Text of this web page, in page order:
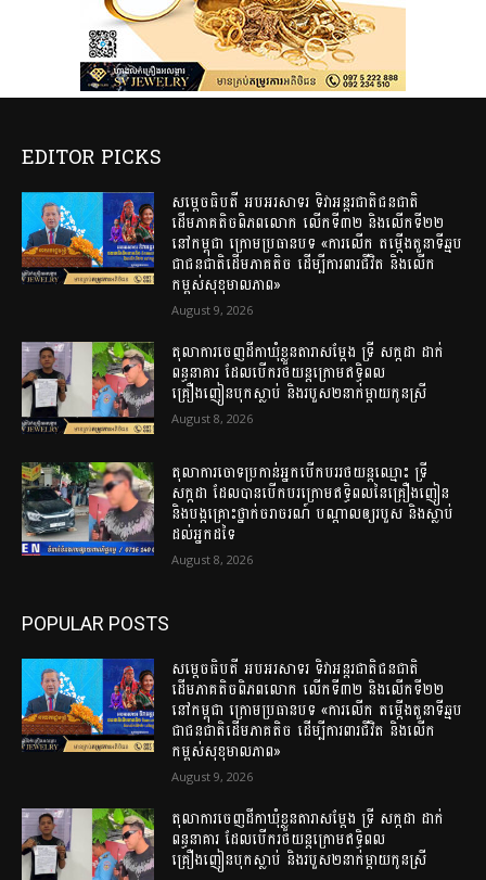
EDITOR PICKS
សម្តេចធិបតី អបអរសាទរ ទិវាអន្តរជាតិជនជាតិ
ដើមភាគតិចពិភពលោក លើកទី៣២ និងលើកទី២២
នៅកម្ពុជា ក្រោមប្រធានបទ «ការលើក តម្កើងតួនាទីឆ្មប
ជាជនជាតិដើមភាគតិច ដើម្បីការពារជីវិត និងលើក
កម្ពស់សុខុមាលភាព»
August 9, 2026
តុលាការចេញដីកាឃុំខ្លួនតារាសម្តែង ទ្រី សក្កដា ដាក់
ពន្ធនាគារ ដែលបើករថយន្តក្រោមឥទ្ធិពល
គ្រឿងញៀនបុកស្លាប់ និងរបួស២នាក់ម្តាយកូនស្រី
August 8, 2026
តុលាការចោទប្រកាន់អ្នកបើកបររថយន្តឈ្មោះ ទ្រី
សក្កដា ដែលបានបើកបរក្រោមឥទ្ធិពលនៃគ្រឿងញៀន
និងបង្កគ្រោះថ្នាក់ចរាចរណ៍ បណ្តាលឲ្យរបួស និងស្លាប់
ដល់អ្នកដទៃ
August 8, 2026
POPULAR POSTS
សម្តេចធិបតី អបអរសាទរ ទិវាអន្តរជាតិជនជាតិ
ដើមភាគតិចពិភពលោក លើកទី៣២ និងលើកទី២២
នៅកម្ពុជា ក្រោមប្រធានបទ «ការលើក តម្កើងតួនាទីឆ្មប
ជាជនជាតិដើមភាគតិច ដើម្បីការពារជីវិត និងលើក
កម្ពស់សុខុមាលភាព»
August 9, 2026
តុលាការចេញដីកាឃុំខ្លួនតារាសម្តែង ទ្រី សក្កដា ដាក់
ពន្ធនាគារ ដែលបើករថយន្តក្រោមឥទ្ធិពល
គ្រឿងញៀនបុកស្លាប់ និងរបួស២នាក់ម្តាយកូនស្រី